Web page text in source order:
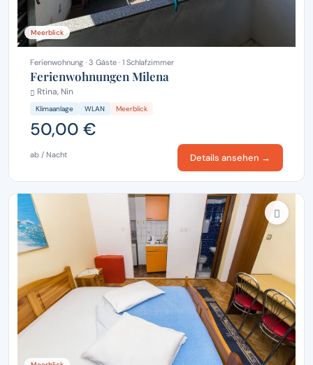
Meerblick
Ferienwohnung · 3 Gäste · 1 Schlafzimmer
Ferienwohnungen Milena
Rtina, Nin
Klimaanlage WLAN Meerblick
50,00 €
ab / Nacht Details ansehen →